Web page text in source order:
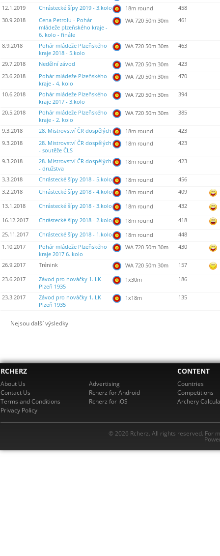
12.1.2019
Chrástecké šípy 2019 - 3.kolo 18m round
458
30.9.2018
Cena Petrolu - Pohár
mládeže plzeňského kraje -
6. kolo - finále
WA 720 50m 30m 461
8.9.2018
Pohár mládeže Plzeňského
kraje 2018 - 5.kolo
WA 720 50m 30m 463
29.7.2018 Nedělní závod WA 720 50m 30m
423
23.6.2018
Pohár mládeže Plzeňského
kraje - 4. kolo
WA 720 50m 30m 470
10.6.2018
Pohár mládeže Plzeňského
kraje 2017 - 3.kolo
WA 720 50m 30m 394
20.5.2018
Pohár mládeže Plzeňského
kraje - 2. kolo
WA 720 50m 30m 385
9.3.2018 28. Mistrovství ČR dospělých 18m round
423
9.3.2018
28. Mistrovství ČR dospělých
- soutěže ČLS
18m round 423
9.3.2018
28. Mistrovství ČR dospělých
- družstva
18m round 423
3.3.2018 Chrástecké šípy 2018 - 5.kolo 18m round
456
3.2.2018
Chrástecké šípy 2018 - 4.kolo 18m round 409
13.1.2018 Chrástecké šípy 2018 - 3.kolo 18m round 432
16.12.2017 Chrástecké šípy 2018 - 2.kolo 18m round 418
25.11.2017 Chrástecké šípy 2018 - 1.kolo 18m round
448
1.10.2017
Pohár mládeže Plzeňského
kraje 2017 6. kolo
WA 720 50m 30m 430
26.9.2017 Trénink WA 720 50m 30m 157
23.6.2017
Závod pro nováčky 1. LK
Plzeň 1935
1x30m 186
23.3.2017
Závod pro nováčky 1. LK
Plzeň 1935
1x18m 135
Nejsou další výsledky
RCHERZ
About Us
Contact Us
Terms and Conditions
Privacy Policy
Advertising
Rcherz for Android
Rcherz for iOS
CONTENT
Countries
Competitions
Archery
© 2026 Rcherz. All rights reserved. For